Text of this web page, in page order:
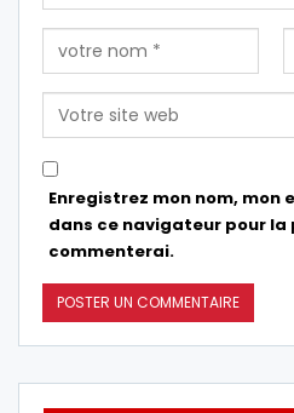
Enregistrez mon nom, mon
dans ce navigateur pour la
commenterai.